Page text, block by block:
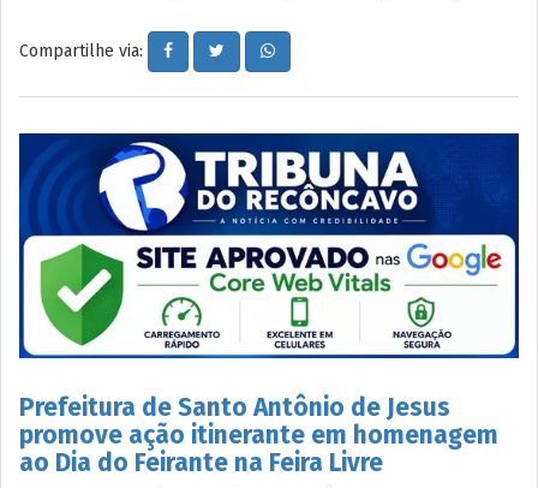
Compartilhe via:
Prefeitura de Santo Antônio de Jesus
promove ação itinerante em homenagem
ao Dia do Feirante na Feira Livre